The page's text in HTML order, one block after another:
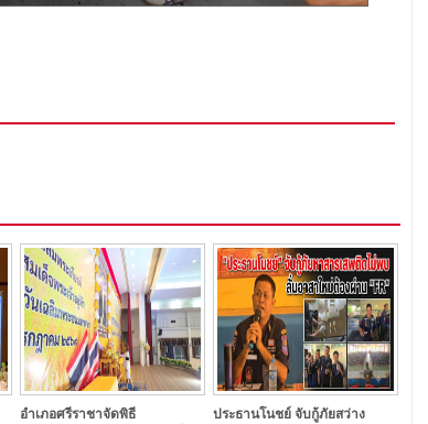
อำเภอศรีราชาจัดพิธี ประธานโนชย์ จับกู้ภัยสว่าง